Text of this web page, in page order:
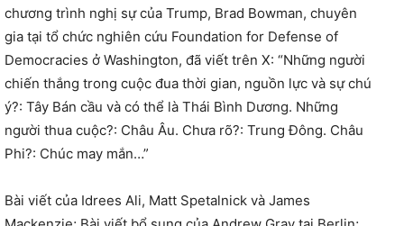
chương trình nghị sự của Trump, Brad Bowman, chuyên
gia tại tổ chức nghiên cứu Foundation for Defense of
Democracies ở Washington, đã viết trên X: “Những người
chiến thắng trong cuộc đua thời gian, nguồn lực và sự chú
ý?: Tây Bán cầu và có thể là Thái Bình Dương. Những
người thua cuộc?: Châu Âu. Chưa rõ?: Trung Đông. Châu
Phi?: Chúc may mắn…”
Bài viết của Idrees Ali, Matt Spetalnick và James